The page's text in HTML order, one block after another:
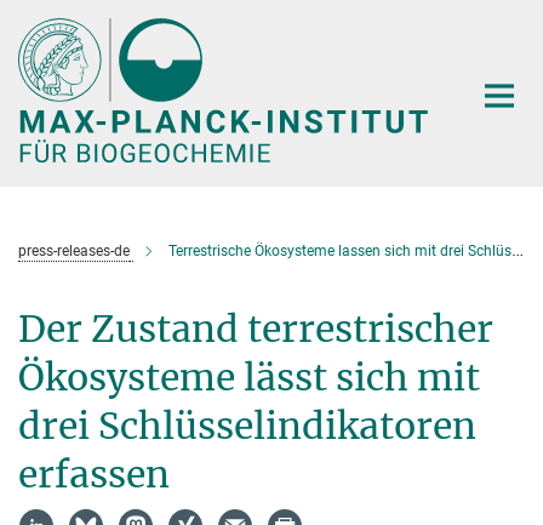
Hauptinhalt
press-releases-de Terrestrische Ökosysteme lassen sich mit drei Schlüsselindikatoren erfassen
Der Zustand terrestrischer
Ökosysteme lässt sich mit
drei Schlüsselindikatoren
erfassen